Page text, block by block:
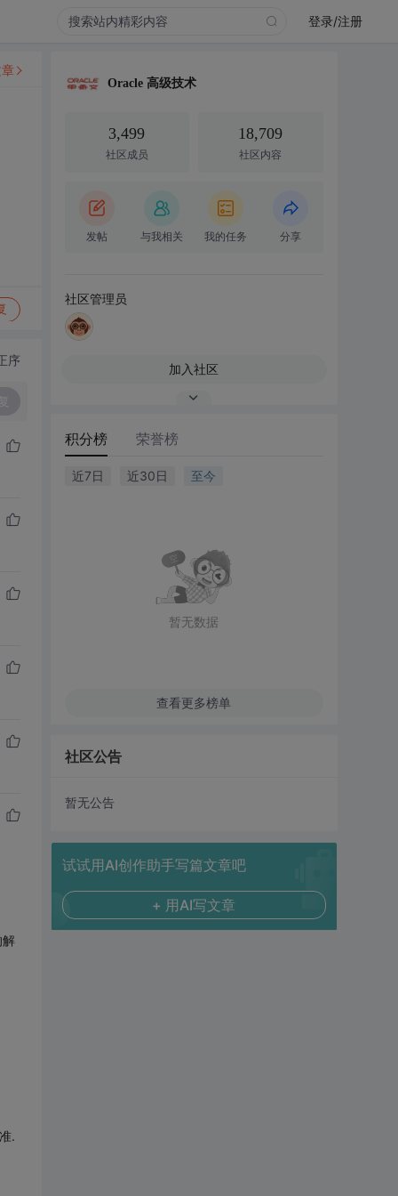
登录/注册
序
.
Oracle 高级技术
3,499
社区成员
18,709
社区内容
发帖 与我相关 我的任务 分享
社区管理员
加入社区
积分榜 荣誉榜
近7日 近30日 至今
暂无数据
查看更多榜单
社区公告
暂无公告
试试用AI创作助手写篇文章吧
+ 用AI写文章